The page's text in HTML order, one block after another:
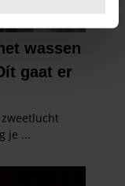
te
media te bieden
Ook delen we
met onze
analyse. Deze
die ze hebben